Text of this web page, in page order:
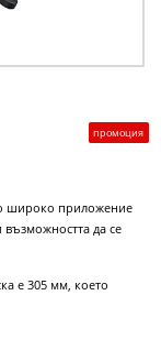
промоция
широко приложение
възможността да се
е 305 мм, което